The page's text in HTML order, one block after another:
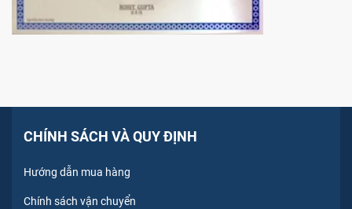
CHÍNH SÁCH VÀ QUY ĐỊNH
Hướng dẫn mua hàng
Chính sách vận chuyển